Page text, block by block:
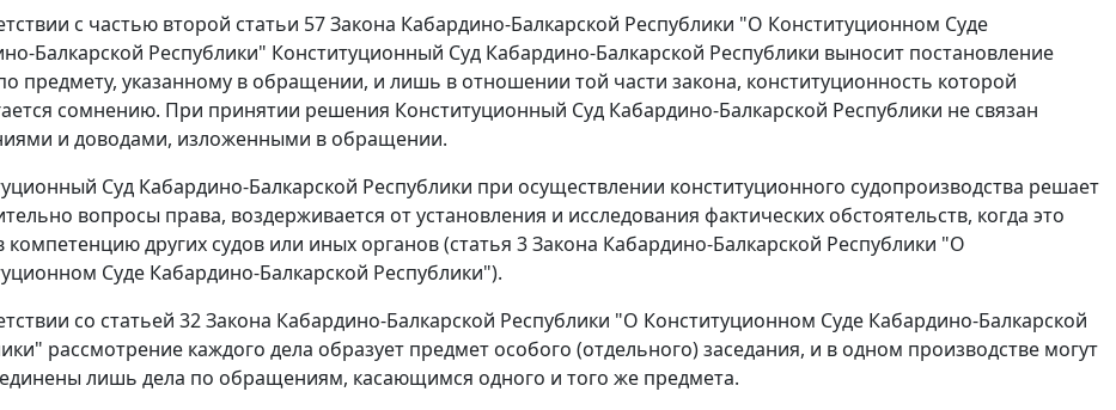
с частью второй статьи 57Закона Кабардино-Балкарской Республики "О Конституционном Суде
Балкарской Республики" Конституционный Суд Кабардино-Балкарской Республики выносит постановление
предмету, указанному в обращении, и лишь в отношении той части закона, конституционность которой
сомнению. При принятии решения Конституционный Суд Кабардино-Балкарской Республики не связан
и доводами, изложенными в обращении.
Суд Кабардино-Балкарской Республики при осуществлении конституционного судопроизводства решает
вопросы права, воздерживается от установления и исследования фактических обстоятельств, когда это
компетенцию других судов или иных органов (статья 3Закона Кабардино-Балкарской Республики "О
Суде Кабардино-Балкарской Республики").
со статьей 32Закона Кабардино-Балкарской Республики "О Конституционном Суде Кабардино-Балкарской
рассмотрение каждого дела образует предмет особого (отдельного) заседания, и в одном производстве могут
лишь дела по обращениям, касающимся одного и того же предмета.